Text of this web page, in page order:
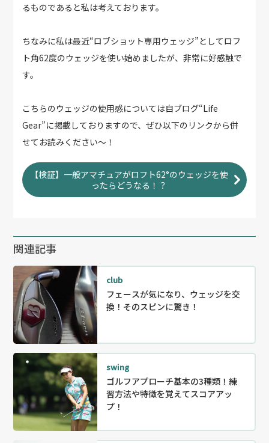
るものであると私は考えております。
ちなみに私は最近“ロブショット専用ウェッジ”としてロフ
ト角62度のウェッジを使い始めましたが、非常に好感触で
す。
こちらのウェッジの使用感については自ブログ“Life
Gear”に掲載しておりますので、ぜひ以下のリンクから併
せてお読みください～！
【検証】一般アマチュアがロフト62°のウェッジを使
ったらどうなる！？
関連記事
club
フェースが気になり、ウェッジを交
換！そのスピンに驚き！
swing
ゴルフアプローチ基本の3種類！練
習方法や特徴を覚えてスコアアッ
プ！